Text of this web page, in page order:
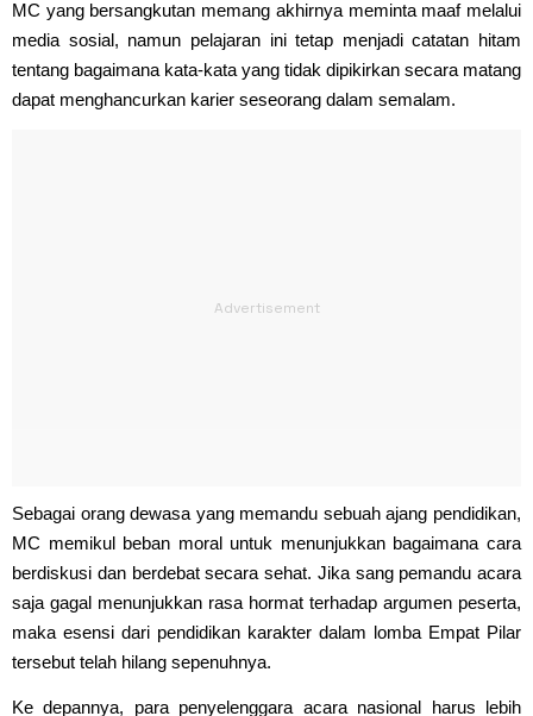
MC yang bersangkutan memang akhirnya meminta maaf melalui
media sosial, namun pelajaran ini tetap menjadi catatan hitam
tentang bagaimana kata-kata yang tidak dipikirkan secara matang
dapat menghancurkan karier seseorang dalam semalam.
Sebagai orang dewasa yang memandu sebuah ajang pendidikan,
MC memikul beban moral untuk menunjukkan bagaimana cara
berdiskusi dan berdebat secara sehat. Jika sang pemandu acara
saja gagal menunjukkan rasa hormat terhadap argumen peserta,
maka esensi dari pendidikan karakter dalam lomba Empat Pilar
tersebut telah hilang sepenuhnya.
Ke depannya, para penyelenggara acara nasional harus lebih